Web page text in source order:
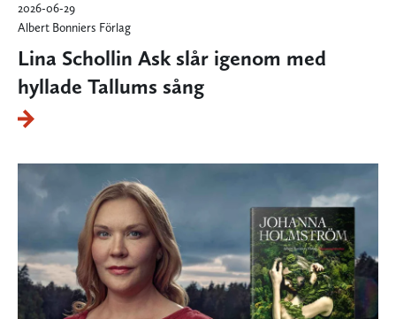
2026-06-29
Albert Bonniers Förlag
Lina Schollin Ask slår igenom med
hyllade Tallums sång